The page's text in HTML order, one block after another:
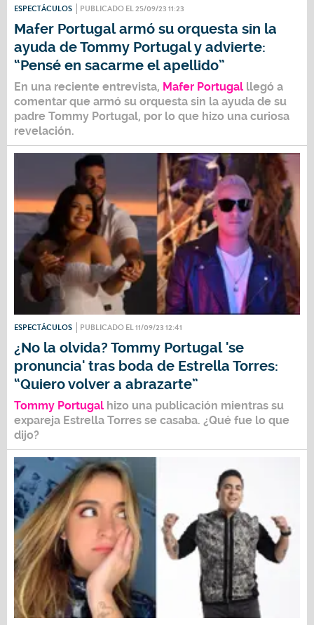
ESPECTÁCULOS PUBLICADO EL 25/09/23 11:23
Mafer Portugal armó su orquesta sin la
ayuda de Tommy Portugal y advierte:
“Pensé en sacarme el apellido”
En una reciente entrevista, Mafer Portugal llegó a
comentar que armó su orquesta sin la ayuda de su
padre Tommy Portugal, por lo que hizo una curiosa
revelación.
ESPECTÁCULOS PUBLICADO EL 11/09/23 12:41
¿No la olvida? Tommy Portugal 'se
pronuncia' tras boda de Estrella Torres:
“Quiero volver a abrazarte”
Tommy Portugal hizo una publicación mientras su
expareja Estrella Torres se casaba. ¿Qué fue lo que
dijo?